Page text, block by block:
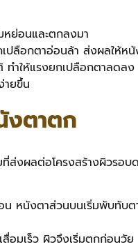
หย่อนและตกลงมา
ปลือกตาอ่อนล้า ส่งผลให้หนั
ทำให้แรงยกเปลือกตาลดลง
ายขึ้น
งตาตก
ส่งผลต่อโครงสร้างผิวรอ
หนังตาส่วนบนเริ่มพับทับต
อมเร็ว ผิวจึงเริ่มตกก่อนวัย